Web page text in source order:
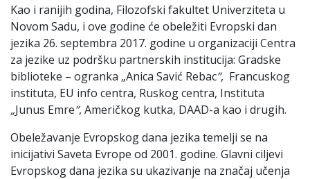
Kao i ranijih godina, Filozofski fakultet Univerziteta u
Novom Sadu, i ove godine će obeležiti Evropski dan
jezika 26. septembra 2017. godine u organizaciji Centra
za jezike uz podršku partnerskih institucija: Gradske
biblioteke – ogranka „Anica Savić Rebac”, Francuskog
instituta, EU info centra, Ruskog centra, Instituta
„Junus Emre”, Američkog kutka, DAAD-a kao i drugih.
Obeležavanje Evropskog dana jezika temelji se na
inicijativi Saveta Evrope od 2001. godine. Glavni ciljevi
Evropskog dana jezika su ukazivanje na značaj učenja